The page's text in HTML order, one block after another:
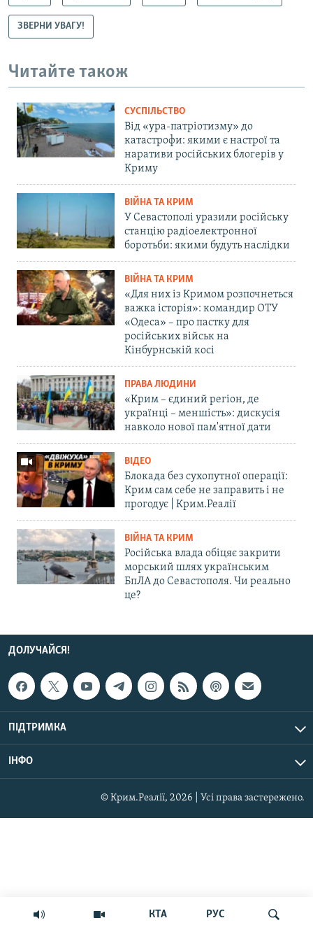
КТА РУС
ЗВЕРНИ УВАГУ!
Читайте також
СУСПІЛЬСТВО
Від «ура-патріотизму» до
катастрофи: якими є настрої та
наративи російських блогерів у
Криму
ВІЙНА ТА КРИМ
У Севастополі уразили російську
станцію радіоелектронної
боротьби: якими будуть наслідки
ВІЙНА ТА КРИМ
«Для них із Кримом розпочнеться
важка історія»: командир ОТУ
«Одеса» – про пастку для
російських військ на
Кінбурнській косі
ПРАВА ЛЮДИНИ
«Крим – єдиний регіон, де
українці – меншість»: дискусія
навколо нової пам'ятної дати
ВІДЕО
Блокада без сухопутної операції:
Крим сам себе не заправить і не
прогодує | Крим.Реалії
ВІЙНА ТА КРИМ
Російська влада обіцяє закрити
морський шлях українським
БпЛА до Севастополя. Чи реально
це?
ДОЛУЧАЙСЯ!
ПІДТРИМКА
ІНФО
© Крим.Реалії, 2026 | Усі права застережено.